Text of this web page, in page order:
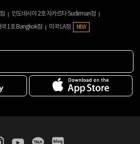
인도네시아 2호 자카르타 Sudirman점
국 1호 Bangkok점 미국 LA점 NEW